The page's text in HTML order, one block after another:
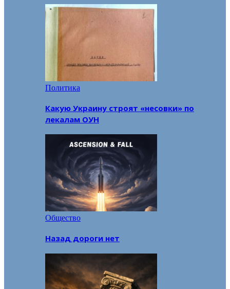
Политика
Какую Украину строят «несовки» по
лекалам ОУН
Общество
Назад дороги нет